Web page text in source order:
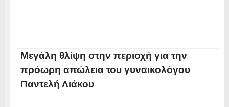
Μεγάλη θλίψη στην περιοχή για την
πρόωρη απώλεια του γυναικολόγου
Παντελή Λιάκου